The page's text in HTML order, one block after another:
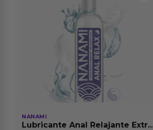
NANAMI
Lubricante Anal Relajante Extra